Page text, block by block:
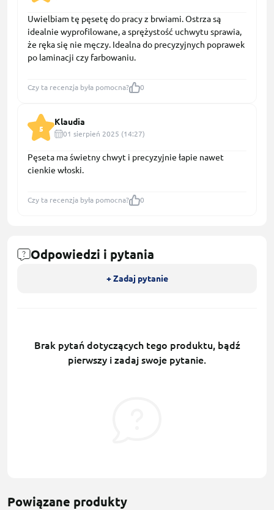
Uwielbiam tę pęsetę do pracy z brwiami. Ostrza są
idealnie wyprofilowane, a sprężystość uchwytu sprawia,
że ręka się nie męczy. Idealna do precyzyjnych poprawek
po laminacji czy farbowaniu.
Czy ta recenzja była pomocna? 0
5
Klaudia
01 sierpień 2025 (14:27)
Pęseta ma świetny chwyt i precyzyjnie łapie nawet
cienkie włoski.
Czy ta recenzja była pomocna? 0
Odpowiedzi i pytania
+ Zadaj pytanie
Brak pytań dotyczących tego produktu, bądź
pierwszy i zadaj swoje pytanie.
Powiązane produkty